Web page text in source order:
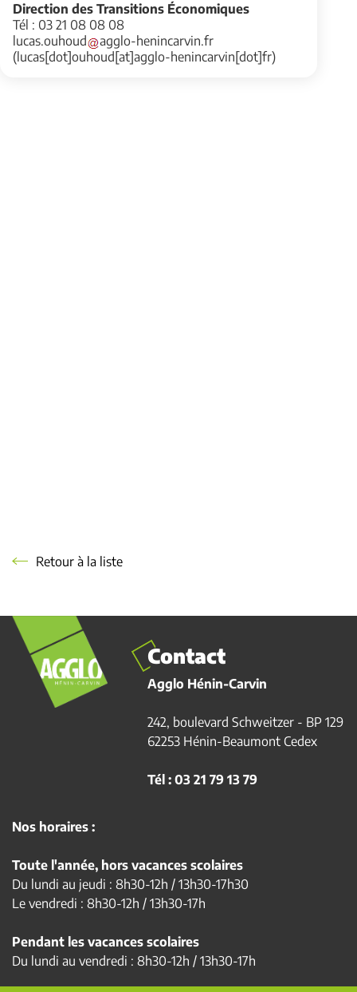
Direction des Transitions Économiques
Tél : 03 21 08 08 08
lucas.ouhoud agglo-henincarvin.fr
(lucas[dot]ouhoud[at]agglo-henincarvin[dot]fr)
Retour à la liste
Retour à la liste
Contact
Agglo Hénin-Carvin
242, boulevard Schweitzer - BP 129
62253 Hénin-Beaumont Cedex
Tél : 03 21 79 13 79
Nos horaires :
Toute l'année, hors vacances scolaires
Du lundi au jeudi : 8h30-12h / 13h30-17h30
Le vendredi : 8h30-12h / 13h30-17h
Pendant les vacances scolaires
Du lundi au vendredi : 8h30-12h / 13h30-17h